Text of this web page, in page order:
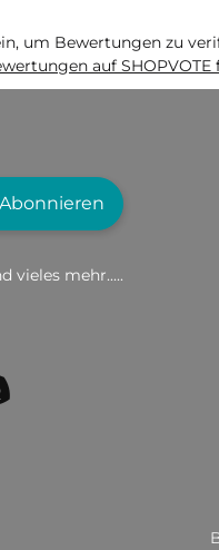
um Bewertungen zu
auf SHOPVOTE
Abonnieren
vieles mehr.....